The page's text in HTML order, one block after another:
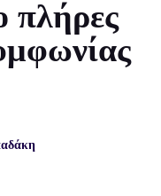
πλήρες